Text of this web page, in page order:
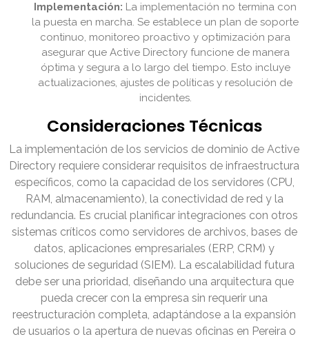
Implementación: La implementación no termina con
la puesta en marcha. Se establece un plan de soporte
continuo, monitoreo proactivo y optimización para
asegurar que Active Directory funcione de manera
óptima y segura a lo largo del tiempo. Esto incluye
actualizaciones, ajustes de políticas y resolución de
incidentes.
Consideraciones Técnicas
La implementación de los servicios de dominio de Active
Directory requiere considerar requisitos de infraestructura
específicos, como la capacidad de los servidores (CPU,
RAM, almacenamiento), la conectividad de red y la
redundancia. Es crucial planificar integraciones con otros
sistemas críticos como servidores de archivos, bases de
datos, aplicaciones empresariales (ERP, CRM) y
soluciones de seguridad (SIEM). La escalabilidad futura
debe ser una prioridad, diseñando una arquitectura que
pueda crecer con la empresa sin requerir una
reestructuración completa, adaptándose a la expansión
de usuarios o la apertura de nuevas oficinas en Pereira o